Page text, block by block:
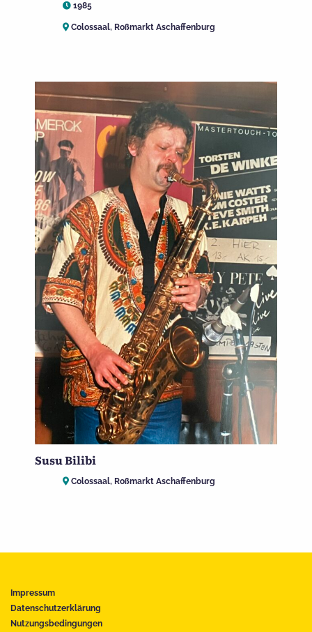
1985
Colossaal, Roßmarkt Aschaffenburg
Susu Bilibi
Colossaal, Roßmarkt Aschaffenburg
Impressum
Datenschutzerklärung
Nutzungsbedingungen